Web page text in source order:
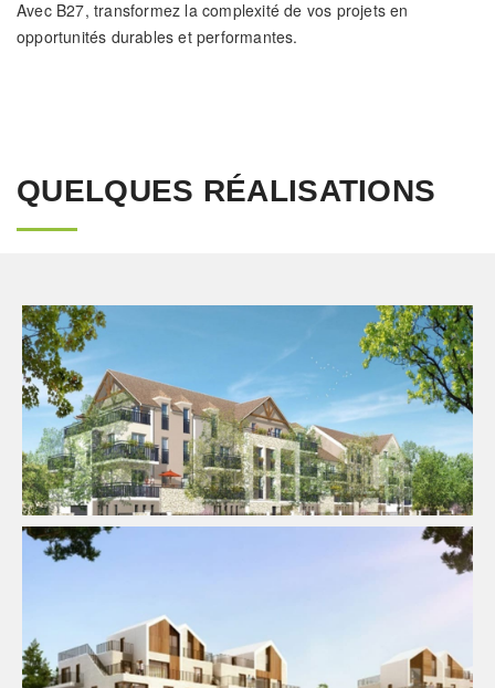
Avec B27, transformez la complexité de vos projets en
opportunités durables et performantes.
QUELQUES RÉALISATIONS
AMO Logement
AMO Logement